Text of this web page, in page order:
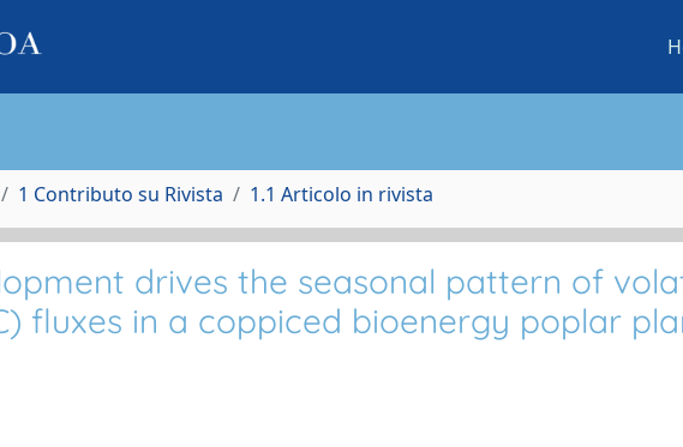
1 Contributo su Rivista 1.1 Articolo in rivista
drives the seasonal pattern of
fluxes in a coppiced bioenergy poplar